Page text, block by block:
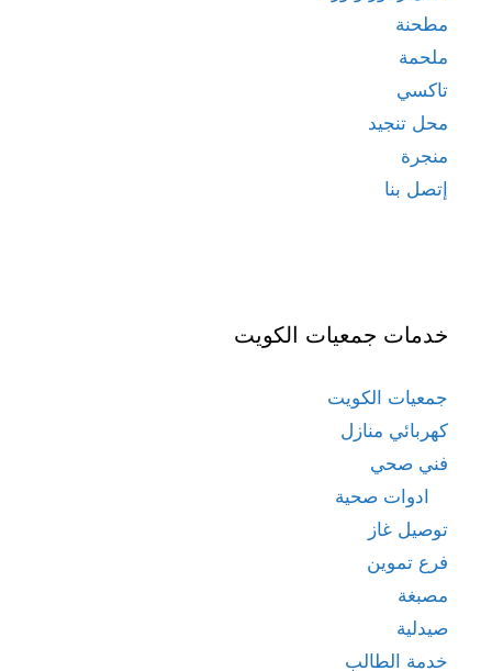
مطحنة
ملحمة
تاكسي
محل تنجيد
منجرة
إتصل بنا
خدمات جمعيات الكويت
جمعيات الكويت
كهربائي منازل
فني صحي
ادوات صحية
توصيل غاز
فرع تموين
مصبغة
صيدلية
خدمة الطالب